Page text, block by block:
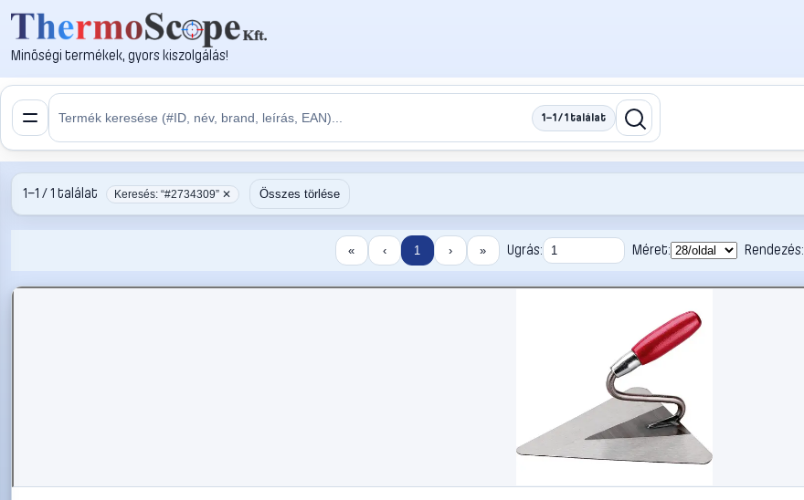
Minőségi termékek, gyors kiszolgálás!
1–1 / 1 találat
1–1 / 1 találat Keresés: “#2734309” ✕ Összes törlése
« ‹ 1 › » Ugrás: Méret: Rendezés: